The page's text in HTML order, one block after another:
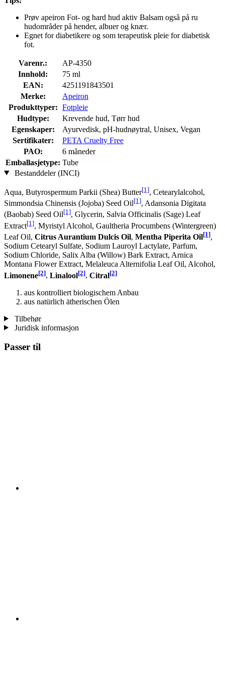
Prøv apeiron Fot- og hard hud aktiv Balsam også på ru
hudområder på hender, albuer og knær.
Egnet for diabetikere og som terapeutisk pleie for diabetisk
fot.
Varenr.:
AP-4350
Innhold:
75 ml
EAN:
4251191843501
Merke:
Apeiron
Produkttyper: Fotpleie
Hudtype:
Krevende hud, Tørr hud
Egenskaper:
Ayurvedisk, pH-hudnøytral, Unisex, Vegan
Sertifikater:
PETA Cruelty Free
PAO:
6 måneder
Emballasjetype: Tube
Bestanddeler (INCI)
Aqua, Butyrospermum Parkii (Shea) Butter[1], Cetearylalcohol,
Simmondsia Chinensis (Jojoba) Seed Oil[1], Adansonia Digitata
(Baobab) Seed Oil[1], Glycerin, Salvia Officinalis (Sage) Leaf
Extract[1], Myristyl Alcohol, Gaultheria Procumbens (Wintergreen)
Leaf Oil, Citrus Aurantium Dulcis Oil, Mentha Piperita Oil[1],
Sodium Cetearyl Sulfate, Sodium Lauroyl Lactylate, Parfum,
Sodium Chloride, Salix Alba (Willow) Bark Extract, Arnica
Montana Flower Extract, Melaleuca Alternifolia Leaf Oil, Alcohol,
Limonene[2], Linalool[2], Citral[2]
aus kontrolliert biologischem Anbau
aus natürlich ätherischen Ölen
Tilbehør
Juridisk informasjon
Passer til